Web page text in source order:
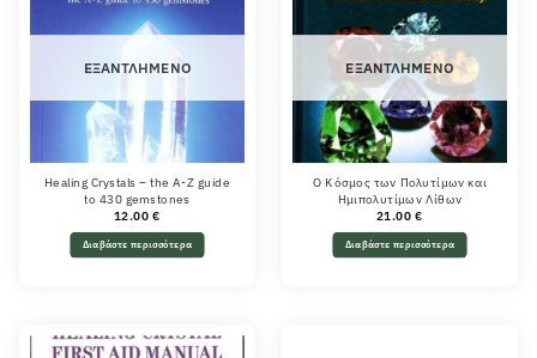
ΕΞΑΝΤΛΗΜΈΝΟ
Healing Crystals – the A-Z guide
to 430 gemstones
12.00 €
Διαβάστε περισσότερα
ΕΞΑΝΤΛΗΜΈΝΟ
Ο Κόσμος των Πολυτίμων και
Ημιπολυτίμων Λίθων
21.00 €
Διαβάστε περισσότερα